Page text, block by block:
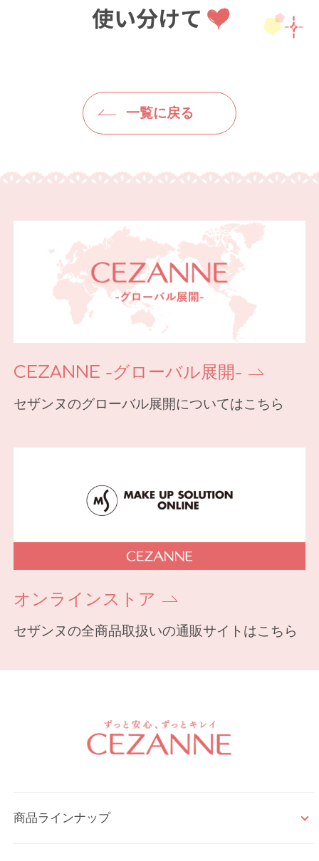
一覧に戻る
CEZANNE -グローバル展開-
セザンヌのグローバル展開についてはこちら
オンラインストア
セザンヌの全商品取扱いの通販サイトはこちら
商品ラインナップ